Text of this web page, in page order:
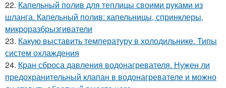
22. Капельный полив для теплицы своими руками из
шланга. Капельный полив: капельницы, спринклеры,
микроразбрызгиватели
23. Какую выставить температуру в холодильнике. Типы
систем охлаждения
24. Кран сброса давления водонагревателя. Нужен ли
предохранительный клапан в водонагревателе и можно